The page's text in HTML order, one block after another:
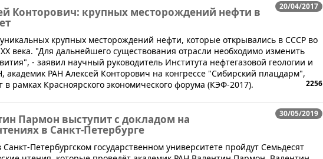
20/04/2017
Конторович: крупных месторождений нефти в
крупных месторождений нефти, которые открывались в СССР во
века. "Для дальнейшего существования отрасли необходимо изменить
- заявил научный руководитель Института нефтегазовой геологии и
академик РАН Алексей Конторович на конгрессе "Сибирский плацдарм",
в рамках Красноярского экономического форума (КЭФ-2017).
2256
30/05/2019
Пармон выступит с докладом на
в Санкт-Петербурге
Санкт-Петербургском государственном университете пройдут Семьдесят